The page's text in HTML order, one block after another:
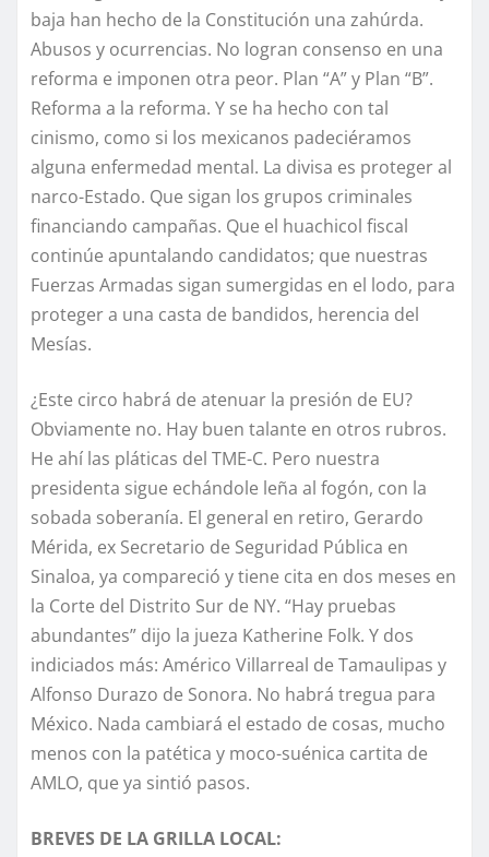
baja han hecho de la Constitución una zahúrda.
Abusos y ocurrencias. No logran consenso en una
reforma e imponen otra peor. Plan “A” y Plan “B”.
Reforma a la reforma. Y se ha hecho con tal
cinismo, como si los mexicanos padeciéramos
alguna enfermedad mental. La divisa es proteger al
narco-Estado. Que sigan los grupos criminales
financiando campañas. Que el huachicol fiscal
continúe apuntalando candidatos; que nuestras
Fuerzas Armadas sigan sumergidas en el lodo, para
proteger a una casta de bandidos, herencia del
Mesías.
¿Este circo habrá de atenuar la presión de EU?
Obviamente no. Hay buen talante en otros rubros.
He ahí las pláticas del TME-C. Pero nuestra
presidenta sigue echándole leña al fogón, con la
sobada soberanía. El general en retiro, Gerardo
Mérida, ex Secretario de Seguridad Pública en
Sinaloa, ya compareció y tiene cita en dos meses en
la Corte del Distrito Sur de NY. “Hay pruebas
abundantes” dijo la jueza Katherine Folk. Y dos
indiciados más: Américo Villarreal de Tamaulipas y
Alfonso Durazo de Sonora. No habrá tregua para
México. Nada cambiará el estado de cosas, mucho
menos con la patética y moco-suénica cartita de
AMLO, que ya sintió pasos.
BREVES DE LA GRILLA LOCAL: